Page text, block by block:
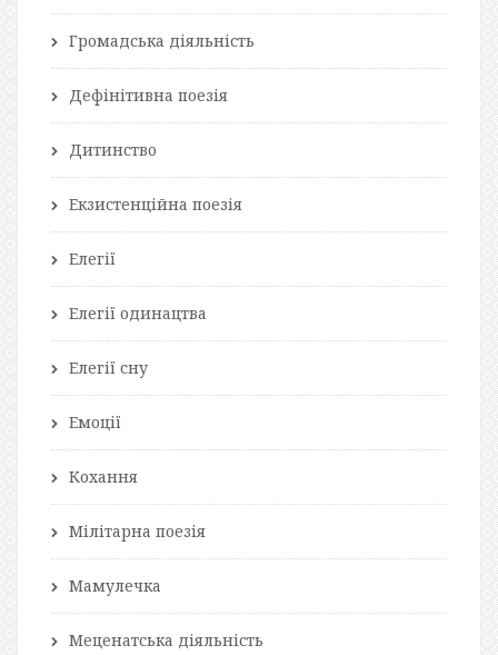
Громадська діяльність
Дефінітивна поезія
Дитинство
Екзистенційна поезія
Елегії
Елегії одинацтва
Елегії сну
Емоції
Кохання
Мілітарна поезія
Мамулечка
Меценатська діяльність